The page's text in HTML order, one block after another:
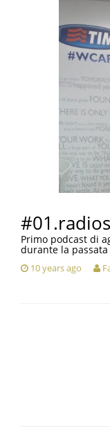
Primo podcast di
durante la
10 years ago